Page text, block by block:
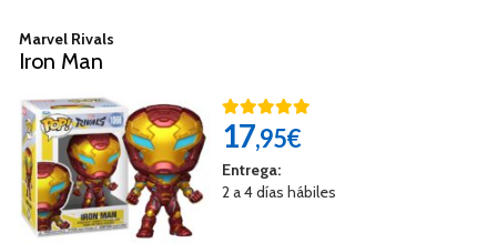
Marvel Rivals
Iron Man
17,95€
Entrega:
2 a 4 días hábiles